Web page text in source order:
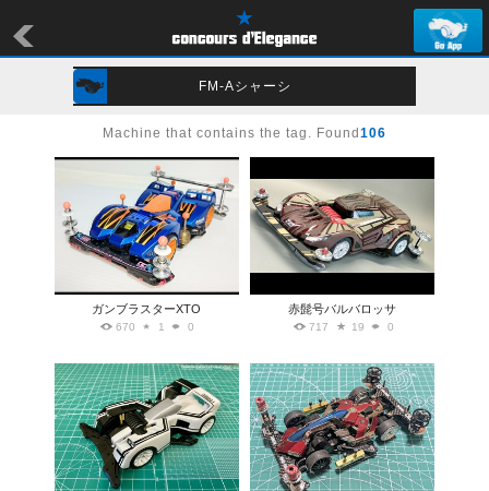
FM-Aシャーシ
Machine that contains the tag. Found 106
ガンブラスターXTO
670 1 0
赤髭号バルバロッサ
717 19 0